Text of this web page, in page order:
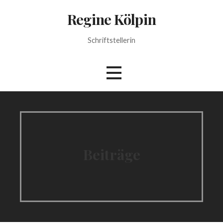
Regine Kölpin
Schriftstellerin